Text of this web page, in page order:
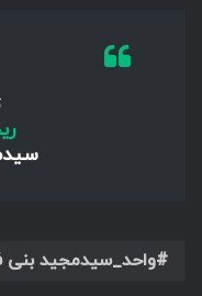
واحد_سیدمجید بنی